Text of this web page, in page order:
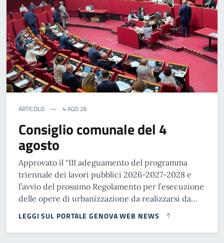
ARTICOLO 4 AGO 26
Consiglio comunale del 4
agosto
Approvato il “III adeguamento del programma
triennale dei lavori pubblici 2026-2027-2028 e
l’avvio del prossimo Regolamento per l’esecuzione
delle opere di urbanizzazione da realizzarsi da…
LEGGI SUL PORTALE GENOVA WEB NEWS